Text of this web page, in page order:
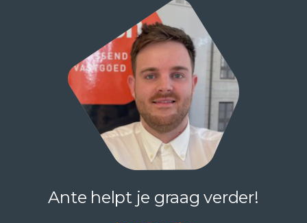
Ante helpt je graag verder!